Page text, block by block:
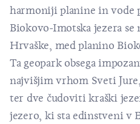
harmoniji planine in vode
Biokovo-Imotska jezera se
Hrvaške, med planino
Ta geopark obsega
najvišjim vrhom Sveti
ter dve čudoviti kraški
jezero, ki sta edinstveni v